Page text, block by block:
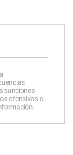
sanciones
ofensivos o